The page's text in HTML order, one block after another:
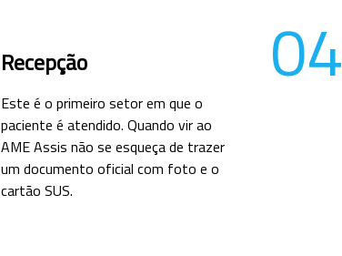
Recepção
Este é o primeiro setor em que o
paciente é atendido. Quando vir ao
AME Assis não se esqueça de trazer
um documento oficial com foto e o
cartão SUS.
04